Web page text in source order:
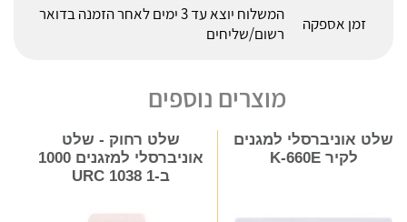
זמן אספקה
המשלוח יוצא עד 3 ימים לאחר הזמנה בדואר
רשום/שליחים
מוצרים נוספים
שלט אוניברסלי למגנים
לקיר K-660E
שלט רחוק - שלט
אוניברסלי למזגנים 1000
ב-1 URC 1038